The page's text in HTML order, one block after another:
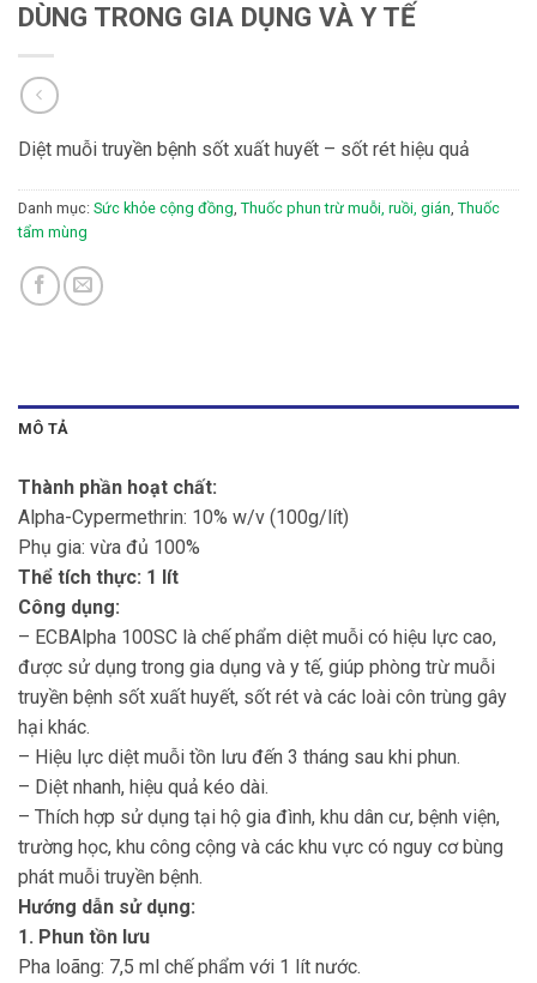
DÙNG TRONG GIA DỤNG VÀ Y TẾ
Diệt muỗi truyền bệnh sốt xuất huyết – sốt rét hiệu quả
Danh mục: Sức khỏe cộng đồng Thuốc phun trừ muỗi, ruồi, gián Thuốc
tẩm mùng
MÔ TẢ
Thành phần hoạt chất:
Alpha-Cypermethrin: 10% w/v (100g/lít)
Phụ gia: vừa đủ 100%
Thể tích thực: 1 lít
Công dụng:
– ECBAlpha 100SC là chế phẩm diệt muỗi có hiệu lực cao,
được sử dụng trong gia dụng và y tế, giúp phòng trừ muỗi
truyền bệnh sốt xuất huyết, sốt rét và các loài côn trùng gây
hại khác.
– Hiệu lực diệt muỗi tồn lưu đến 3 tháng sau khi phun.
– Diệt nhanh, hiệu quả kéo dài.
– Thích hợp sử dụng tại hộ gia đình, khu dân cư, bệnh viện,
trường học, khu công cộng và các khu vực có nguy cơ bùng
phát muỗi truyền bệnh.
Hướng dẫn sử dụng:
1. Phun tồn lưu
Pha loãng: 7,5 ml chế phẩm với 1 lít nước.